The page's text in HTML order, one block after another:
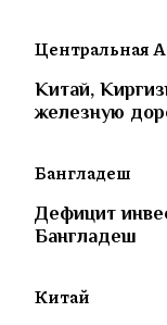
Центральная
Китай,
железную
Бангладеш
Дефицит
Бангладеш
Китай